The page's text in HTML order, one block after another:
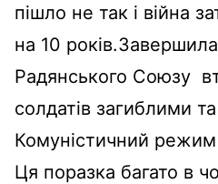
пішло не так і війна
на 10
Радянського Союзу
солдатів загиблими
Комуністичний режим
Ця поразка багато в